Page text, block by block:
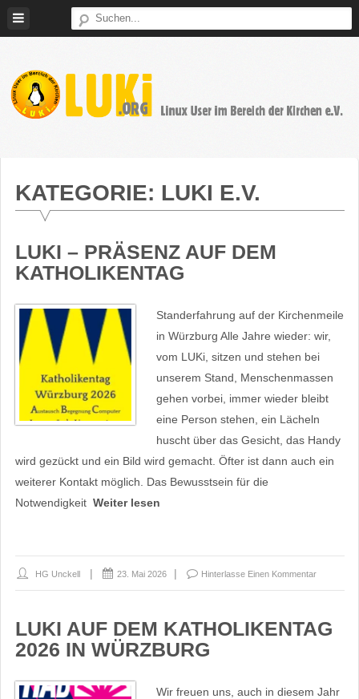
Bereich
KATEGORIE: LUKI E.V.
LUKI – PRÄSENZ AUF DEM
KATHOLIKENTAG
Standerfahrung auf der Kirchenmeile
in Würzburg Alle Jahre wieder: wir,
vom LUKi, sitzen und stehen bei
unserem Stand, Menschenmassen
gehen vorbei, immer wieder bleibt
eine Person stehen, ein Lächeln
huscht über das Gesicht, das Handy
wird gezückt und ein Bild wird gemacht. Öfter ist dann auch ein
weiterer Kontakt möglich. Das Bewusstsein für die
Notwendigkeit Weiter lesen
HG Unckell 23. Mai 2026 Hinterlasse Einen Kommentar
LUKI AUF DEM KATHOLIKENTAG
2026 IN WÜRZBURG
Wir freuen uns, auch in diesem Jahr